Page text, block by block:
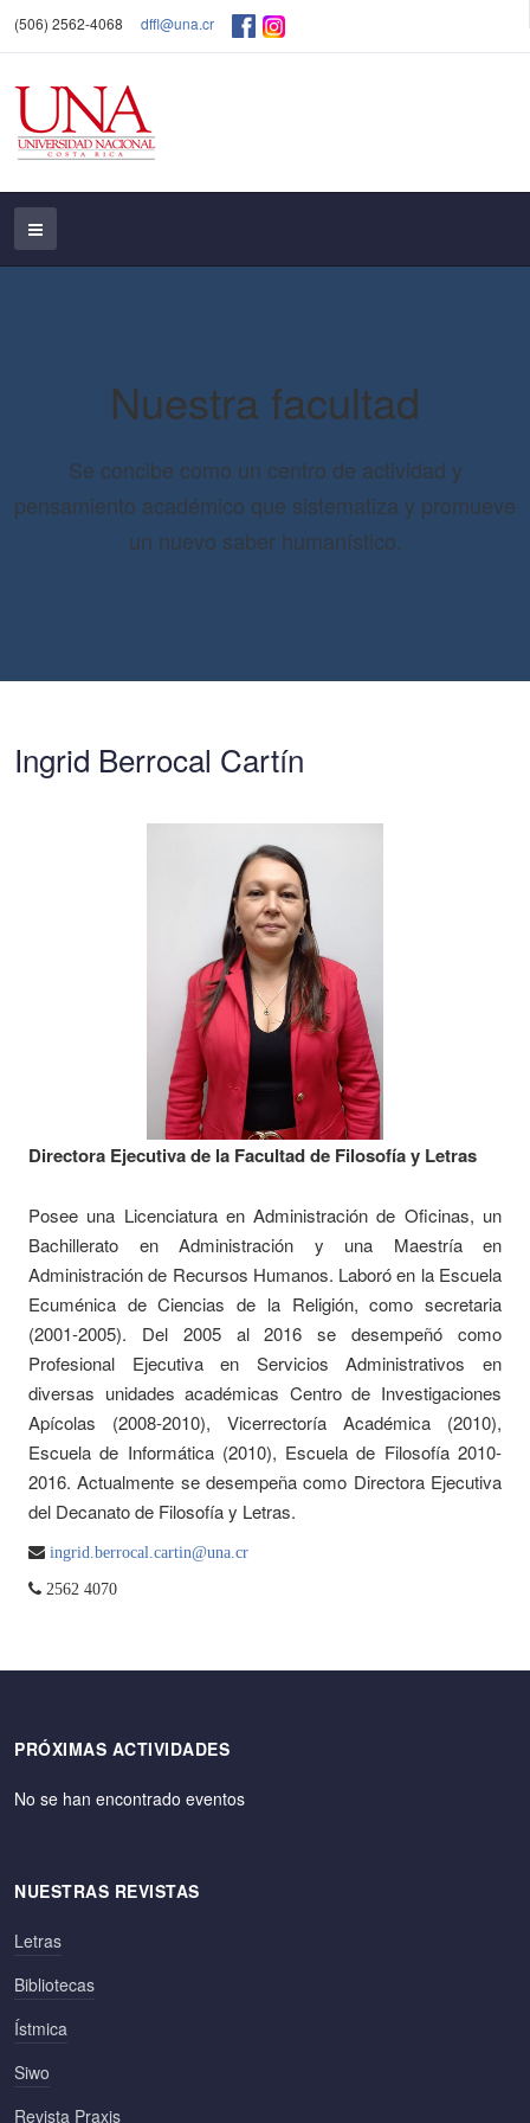
(506) 2562-4068 dffl@una.cr
Nuestra facultad
Se concibe como un centro de actividad y
pensamiento académico que sistematiza y promueve
un nuevo saber humanístico.
Ingrid Berrocal Cartín
Directora Ejecutiva de la Facultad de Filosofía y Letras
Posee una Licenciatura en Administración de Oficinas, un
Bachillerato en Administración y una Maestría en
Administración de Recursos Humanos. Laboró en la Escuela
Ecuménica de Ciencias de la Religión, como secretaria
(2001-2005). Del 2005 al 2016 se desempeñó como
Profesional Ejecutiva en Servicios Administrativos en
diversas unidades académicas Centro de Investigaciones
Apícolas (2008-2010), Vicerrectoría Académica (2010),
Escuela de Informática (2010), Escuela de Filosofía 2010-
2016. Actualmente se desempeña como Directora Ejecutiva
del Decanato de Filosofía y Letras.
ingrid.berrocal.cartin@una.cr
2562 4070
PRÓXIMAS ACTIVIDADES
No se han encontrado eventos
NUESTRAS REVISTAS
Letras
Bibliotecas
Ístmica
Siwo
Revista Praxis